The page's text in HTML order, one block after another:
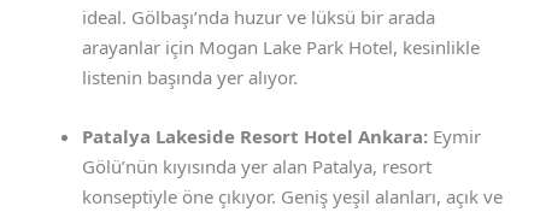
ideal. Gölbaşı’nda huzur ve lüksü bir arada
arayanlar için Mogan Lake Park Hotel, kesinlikle
listenin başında yer alıyor.
Patalya Lakeside Resort Hotel Ankara: Eymir
Gölü’nün kıyısında yer alan Patalya, resort
konseptiyle öne çıkıyor. Geniş yeşil alanları, açık ve